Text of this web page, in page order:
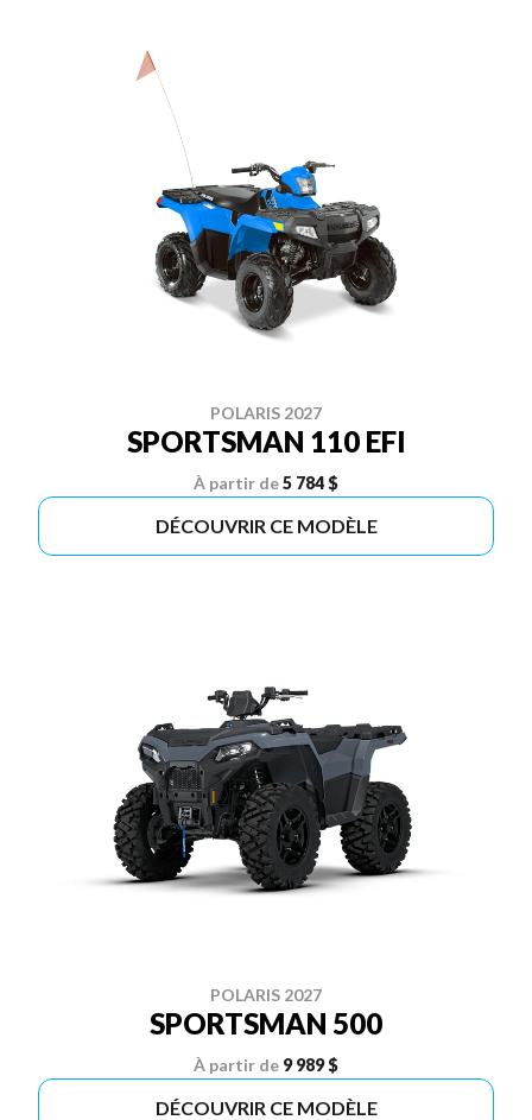
POLARIS 2027
SPORTSMAN 110 EFI
À partir de5 784 $
DÉCOUVRIR CE MODÈLE
POLARIS 2027
SPORTSMAN 500
À partir de 9 989 $
DÉCOUVRIR CE MODÈLE